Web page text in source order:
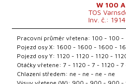
W 100 A
TOS
Inv. č.:
Pracovní průměr vřetena: 100 - 100 -
Pojezd osy X: 1600 - 1600 - 1600 -
Pojezd osy Y: 1120 - 1120 - 1120 -
Otáčky vřetene: 7 - 1120 - 7 - 1120 -
Chlazení středem: ne - ne - ne - ne